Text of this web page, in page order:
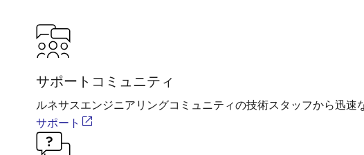
サポートコミュニティ
ルネサスエンジニアリングコミュニティの技術スタッフから迅速
サポート